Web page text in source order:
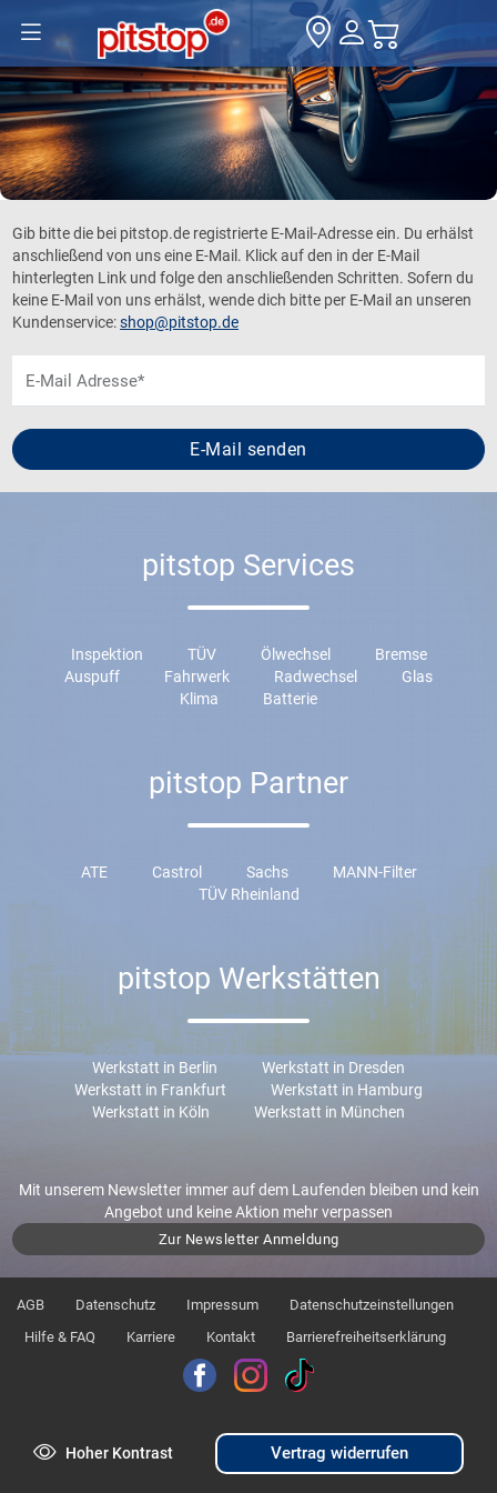
Gib bitte die bei pitstop.de registrierte E-Mail-Adresse ein. Du erhälst
anschließend von uns eine E-Mail. Klick auf den in der E-Mail
hinterlegten Link und folge den anschließenden Schritten. Sofern du
keine E-Mail von uns erhälst, wende dich bitte per E-Mail an unseren
Kundenservice:shop@pitstop.de
E-Mail Adresse*
E-Mail senden
pitstop Services
Inspektion TÜV Ölwechsel
Bremse
Auspuff
Fahrwerk Radwechsel
Glas
Klima
Batterie
pitstop Partner
ATE Castrol Sachs
MANN-Filter
TÜV Rheinland
pitstop Werkstätten
Werkstatt in Berlin
Werkstatt in Dresden
Werkstatt in Frankfurt
Werkstatt in Hamburg
Werkstatt in Köln
Werkstatt in München
Mit unserem Newsletter immer auf dem Laufenden bleiben und kein
Angebot und keine Aktion mehr verpassen
Zur Newsletter Anmeldung
AGB Datenschutz Impressum
Datenschutzeinstellungen
Hilfe & FAQ
Karriere Kontakt Barrierefreiheitserklärung
Hoher Kontrast Vertrag widerrufen